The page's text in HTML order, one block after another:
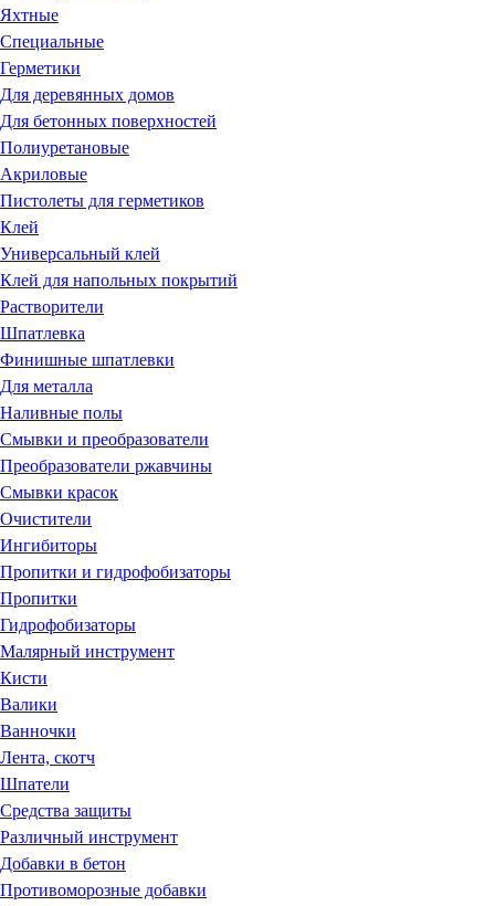
Яхтные
Специальные
Герметики
Для деревянных домов
Для бетонных поверхностей
Полиуретановые
Акриловые
Пистолеты для герметиков
Клей
Универсальный клей
Клей для напольных покрытий
Растворители
Шпатлевка
Финишные шпатлевки
Для металла
Наливные полы
Смывки и преобразователи
Преобразователи ржавчины
Смывки красок
Очистители
Ингибиторы
Пропитки и гидрофобизаторы
Пропитки
Гидрофобизаторы
Малярный инструмент
Кисти
Валики
Ванночки
Лента, скотч
Шпатели
Средства защиты
Различный инструмент
Добавки в бетон
Противоморозные добавки